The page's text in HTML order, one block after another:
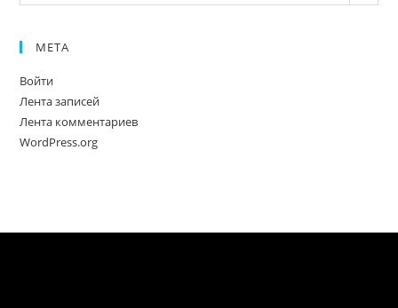
МЕТА
Войти
Лента записей
Лента комментариев
WordPress.org